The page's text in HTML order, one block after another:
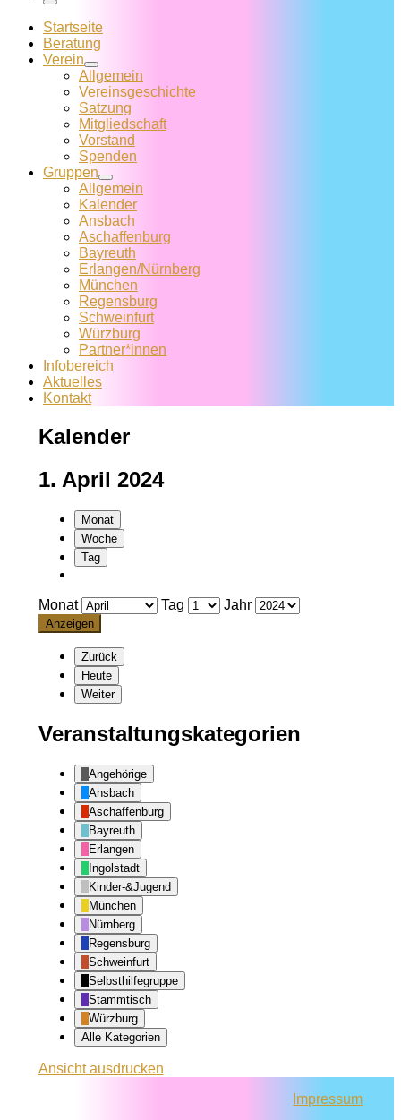
Menü
Startseite
Beratung
Verein
Allgemein
Vereins­geschichte
Satzung
Mitglied­schaft
Vorstand
Spenden
Gruppen
Allgemein
Kalender
Ansbach
Aschaffenburg
Bayreuth
Erlangen/Nürnberg
München
Regensburg
Schweinfurt
Würzburg
Partner*innen
Infobereich
Aktuelles
Kontakt
Kalender
1. April 2024
Monat
Woche
Tag
Monat Tag Jahr
Zurück
Heute
Weiter
Veranstaltungskategorien
Angehörige
Ansbach
Aschaffenburg
Bayreuth
Erlangen
Ingolstadt
Kinder-&Jugend
München
Nürnberg
Regensburg
Schweinfurt
Selbsthilfegruppe
Stammtisch
Würzburg
Alle Kategorien
Ansichtausdrucken
Impressum